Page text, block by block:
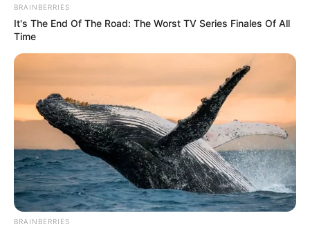
-ad9
O jornalismo do JASB.com.br precisa de você para continuar
marcando ponto na vida dos ACS e ACE.Compartilhe as nossas
notícias em suas redes sociais!
BRAINBERRIES
It's The End Of The Road: The Worst TV Series Finales Of All
Time
BRAINBERRIES